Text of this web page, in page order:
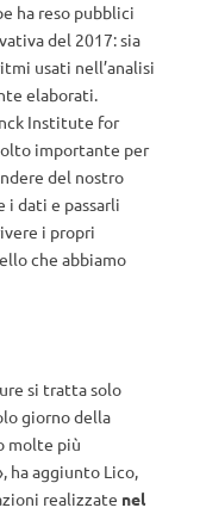
ha reso pubblici
del 2017: sia
usati nell’analisi
elaborati.
Institute for
importante per
del nostro
i dati e passarli
i propri
che abbiamo
si tratta solo
giorno della
molte più
ha aggiunto Lico,
realizzate nel